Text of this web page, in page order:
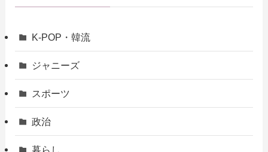
K-POP・韓流
ジャニーズ
スポーツ
政治
暮らし